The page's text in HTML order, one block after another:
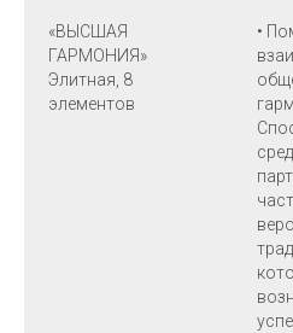
«ВЫСШАЯ
ГАРМОНИЯ»
Элитная, 8
элементов
•